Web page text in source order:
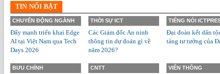
TIN NỔI BẬT
CHUYỂN ĐỘNG NGÀNH
Đẩy mạnh triển khai Edge
AI tại Việt Nam qua Tech
Days 2026
THỜI SỰ ICT
Các Giám đốc An ninh
thông tin dự đoán gì về
năm 2026?
TIẾNG NÓI
Đại đoàn kết dân
tảng tư tưởng của
BƯU CHÍNH CNTT VIỄN THÔNG